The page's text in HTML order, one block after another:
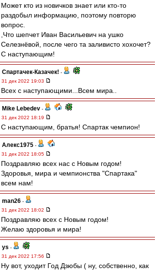
Может кто из новичков знает или кто-то
раздобыл информацию, поэтому повторю
вопрос.
,Что шепчет Иван Васильевич на ушко
Селезнёвой, после чего та заливисто хохочет?
С наступающим!
Спартачек-Казачек! -
31 дек 2022 19:03
Всех с наступающими...Всем мира..
Mike Lebedev -
31 дек 2022 18:19
С наступающим, братья! Спартак чемпион!
Алекс1975 -
31 дек 2022 18:05
Поздравляю всех нас с Новым годом!
Здоровья, мира и чемпионства "Спартака"
всем нам!
man26 -
31 дек 2022 18:02
Поздравляю всех с Новым годом!
Желаю здоровья и мира!
ys -
31 дек 2022 17:56
Ну вот, уходит Год Дзюбы ( ну, собственно, как